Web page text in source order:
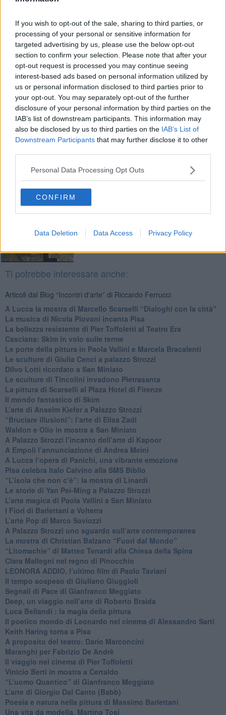
If you wish to opt-out of the sale, sharing to third parties, or
processing of your personal or sensitive information for
targeted advertising by us, please use the below opt-out
section to confirm your selection. Please note that after your
opt-out request is processed you may continue seeing
interest-based ads based on personal information utilized by
us or personal information disclosed to third parties prior to
your opt-out. You may separately opt-out of the further
disclosure of your personal information by third parties on the
IAB’s list of downstream participants. This information may
also be disclosed by us to third parties on the IAB’s List of
Downstream Participants that may further disclose it to other
Personal Data Processing Opt Outs
CONFIRM
Data Deletion Data Access Privacy Policy
Se vuoi leggere le notizie principali della Toscana iscriviti alla
Newsletter QUInews - ToscanaMedia.Arriva gratis tutti i giorni
alle 20:00 direttamente nella tua casella di posta.
Basta cliccare QUI
Fotogallery
Ti potrebbe interessare anche:
Articoli dal Blog “Incontri d'arte” di Riccardo Ferrucci
A Lucca la mostra di Marcello Scarselli “Dialoghi con la città"
​La musica di Nicola Piovani incanta Pisa
​La bellezza resistente di Pier Toffoletti al Teatro Era
​Casciana: Skim in volo sulle terme
​Le porte della pittura in Paola Vallini e Marcela Bracalenti
​Le sculture di Giulia Cenci a palazzo Strozzi
​Dilvo Lotti ricordato a San Miniato
​Le sculture di Tincolini invadono Pietrasanta
La pittura di Scarselli al Plaza Hotel di Firenze
​Il mondo fantastico di Skim
​L’arte di Anselm Kiefer a Palazzo Strozzi
​“Bruciare illusioni”: l’arte di Elisa Zadi
​Waldon e Olio in mostra a San Miniato
​A Palazzo Strozzi l’incanto dell’arte di Kapoor
​A Empoli l’annunciazione di Andrea Meini
A Lucca l’opera di Panichi, una vibrante emozione
Pisa celebra Italo Calvino alla SMS Biblio
“L’isola che non c’è”: la mostra di Linardi
​Le storie di Yan Pei-Ming a Palazzo Strozzi
​L’arte magica di Paola Vallini a San Miniato
​I Fiori di Barlettani a Volterra
​L’arte Pop di Marco Saviozzi
​A Palazzo Strozzi uno sguardo sull’arte contemporanea
La mostra di Christian Balzano “Fuori dal Mondo”
​“Litomachie” di Matteo Tenardi alla Chiesa della Spina
​Clara Mallegni nel regno di Pinocchio
​LEONORA ADDIO, l’ultimo film di Paolo Taviani
Il tempo sospeso di Giuliano Giuggioli
Segnali di Pace di Gianfranco Meggiato
​Deep, un viaggio nell’arte di Roberto Braida
​Luca Bellandi : la magia della pittura
​Il poetico mondo di Leonardo nel cinema di Alessandro Sarti
​Keith Haring torna a Pisa
​A proposito del teatro: Dario Marconcini
Maranghi per Fabrizio De Andrè
​Il viaggio nel cinema di Pier Toffoletti
Vinicio Berti in mostra a Certaldo
“L’uomo Quantico” di Gianfranco Meggiato
​L’arte di Giorgio Dal Canto (Babb)
Poesia e natura nella pittura di Massimo Barlettani
Una vita da modella, Martina Tosi